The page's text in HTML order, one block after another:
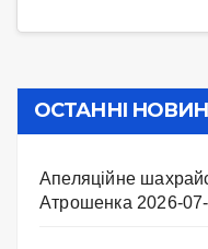
ОСТАННІ
Апеляційне
Атрошенка 2026-